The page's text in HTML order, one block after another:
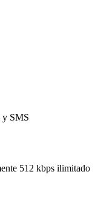
y SMS
512 kbps ilimitado